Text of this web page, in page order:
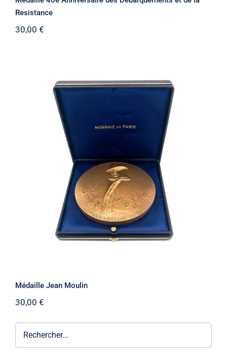
Resistance
30,00 €
Médaille Jean Moulin
Médaille Jean Moulin
30,00 €